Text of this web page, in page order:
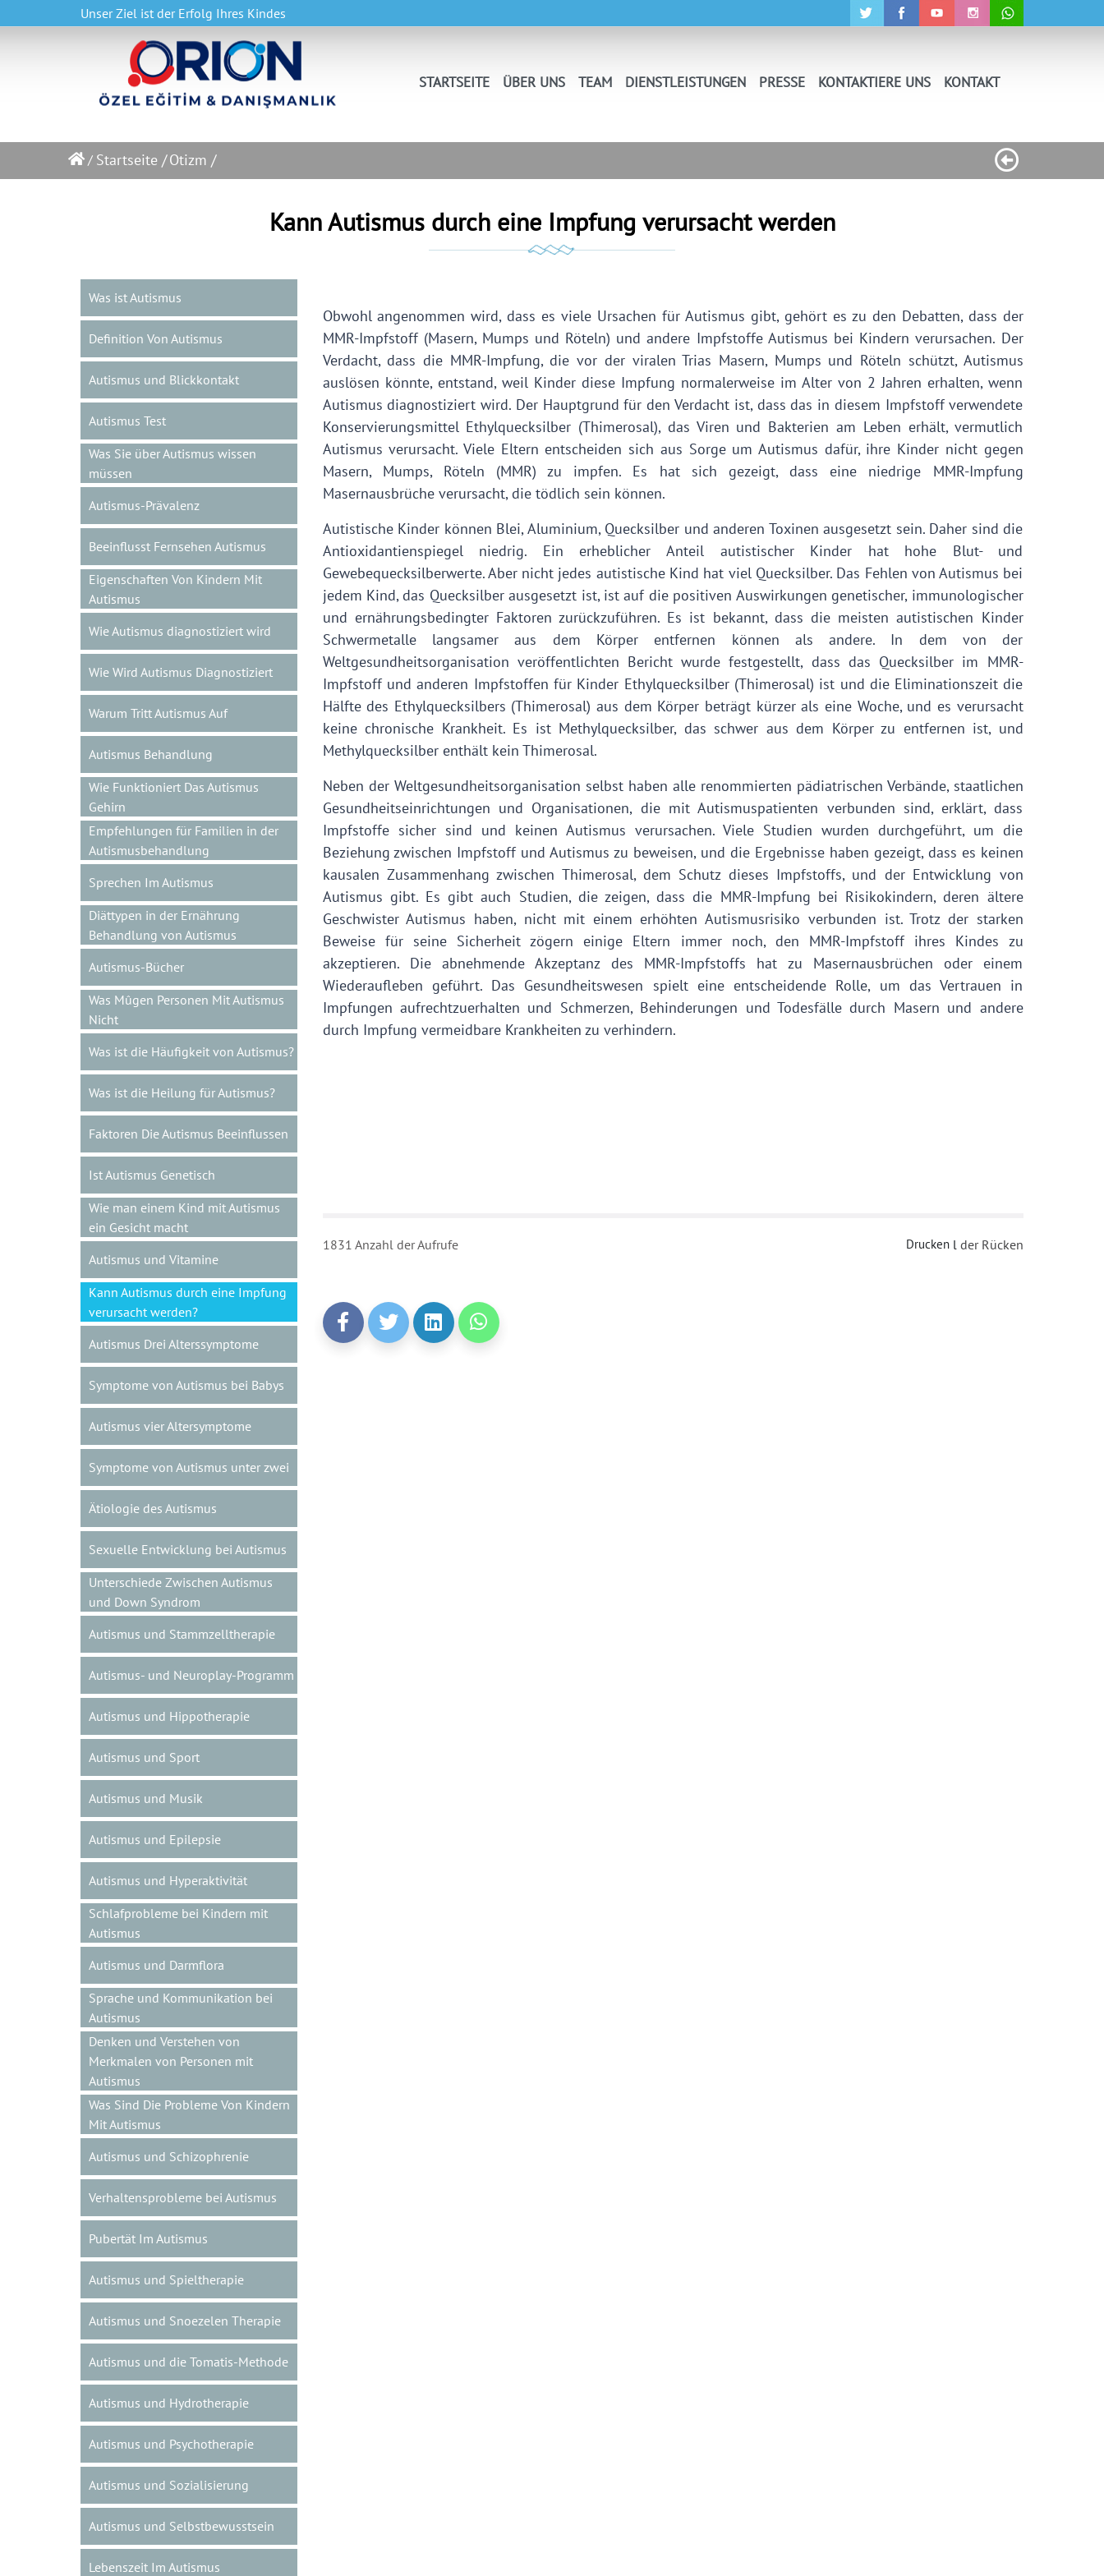
Unser Ziel ist der Erfolg Ihres Kindes
STARTSEITE ÜBER UNS TEAM DIENSTLEISTUNGEN PRESSE KONTAKTIERE UNS KONTAKT
/ Startseite /Otizm /
Kann Autismus durch eine Impfung verursacht werden
Was ist Autismus
Definition Von Autismus
Autismus und Blickkontakt
Autismus Test
Was Sie über Autismus wissen
müssen
Autismus-Prävalenz
Beeinflusst Fernsehen Autismus
Eigenschaften Von Kindern Mit
Autismus
Wie Autismus diagnostiziert wird
Wie Wird Autismus Diagnostiziert
Warum Tritt Autismus Auf
Autismus Behandlung
Wie Funktioniert Das Autismus
Gehirn
Empfehlungen für Familien in der
Autismusbehandlung
Sprechen Im Autismus
Diättypen in der Ernährung
Behandlung von Autismus
Autismus-Bücher
Was Mûgen Personen Mit Autismus
Nicht
Was ist die Häufigkeit von Autismus?
Was ist die Heilung für Autismus?
Faktoren Die Autismus Beeinflussen
Ist Autismus Genetisch
Wie man einem Kind mit Autismus
ein Gesicht macht
Autismus und Vitamine
Kann Autismus durch eine Impfung
verursacht werden?
Autismus Drei Alterssymptome
Symptome von Autismus bei Babys
Autismus vier Altersymptome
Symptome von Autismus unter zwei
Ätiologie des Autismus
Sexuelle Entwicklung bei Autismus
Unterschiede Zwischen Autismus
und Down Syndrom
Autismus und Stammzelltherapie
Autismus- und Neuroplay-Programm
Autismus und Hippotherapie
Autismus und Sport
Autismus und Musik
Autismus und Epilepsie
Autismus und Hyperaktivität
Schlafprobleme bei Kindern mit
Autismus
Autismus und Darmflora
Sprache und Kommunikation bei
Autismus
Denken und Verstehen von
Merkmalen von Personen mit
Autismus
Was Sind Die Probleme Von Kindern
Mit Autismus
Autismus und Schizophrenie
Verhaltensprobleme bei Autismus
Pubertät Im Autismus
Autismus und Spieltherapie
Autismus und Snoezelen Therapie
Autismus und die Tomatis-Methode
Autismus und Hydrotherapie
Autismus und Psychotherapie
Autismus und Sozialisierung
Autismus und Selbstbewusstsein
Lebenszeit Im Autismus
Obwohl angenommen wird, dass es viele Ursachen für Autismus gibt, gehört es zu den Debatten, dass der
MMR-Impfstoff (Masern, Mumps und Röteln) und andere Impfstoffe Autismus bei Kindern verursachen. Der
Verdacht, dass die MMR-Impfung, die vor der viralen Trias Masern, Mumps und Röteln schützt, Autismus
auslösen könnte, entstand, weil Kinder diese Impfung normalerweise im Alter von 2 Jahren erhalten, wenn
Autismus diagnostiziert wird. Der Hauptgrund für den Verdacht ist, dass das in diesem Impfstoff verwendete
Konservierungsmittel Ethylquecksilber (Thimerosal), das Viren und Bakterien am Leben erhält, vermutlich
Autismus verursacht. Viele Eltern entscheiden sich aus Sorge um Autismus dafür, ihre Kinder nicht gegen
Masern, Mumps, Röteln (MMR) zu impfen. Es hat sich gezeigt, dass eine niedrige MMR-Impfung
Masernausbrüche verursacht, die tödlich sein können.
Autistische Kinder können Blei, Aluminium, Quecksilber und anderen Toxinen ausgesetzt sein. Daher sind die
Antioxidantienspiegel niedrig. Ein erheblicher Anteil autistischer Kinder hat hohe Blut- und
Gewebequecksilberwerte. Aber nicht jedes autistische Kind hat viel Quecksilber. Das Fehlen von Autismus bei
jedem Kind, das Quecksilber ausgesetzt ist, ist auf die positiven Auswirkungen genetischer, immunologischer
und ernährungsbedingter Faktoren zurückzuführen. Es ist bekannt, dass die meisten autistischen Kinder
Schwermetalle langsamer aus dem Körper entfernen können als andere. In dem von der
Weltgesundheitsorganisation veröffentlichten Bericht wurde festgestellt, dass das Quecksilber im MMR-
Impfstoff und anderen Impfstoffen für Kinder Ethylquecksilber (Thimerosal) ist und die Eliminationszeit die
Hälfte des Ethylquecksilbers (Thimerosal) aus dem Körper beträgt kürzer als eine Woche, und es verursacht
keine chronische Krankheit. Es ist Methylquecksilber, das schwer aus dem Körper zu entfernen ist, und
Methylquecksilber enthält kein Thimerosal.
Neben der Weltgesundheitsorganisation selbst haben alle renommierten pädiatrischen Verbände, staatlichen
Gesundheitseinrichtungen und Organisationen, die mit Autismuspatienten verbunden sind, erklärt, dass
Impfstoffe sicher sind und keinen Autismus verursachen. Viele Studien wurden durchgeführt, um die
Beziehung zwischen Impfstoff und Autismus zu beweisen, und die Ergebnisse haben gezeigt, dass es keinen
kausalen Zusammenhang zwischen Thimerosal, dem Schutz dieses Impfstoffs, und der Entwicklung von
Autismus gibt. Es gibt auch Studien, die zeigen, dass die MMR-Impfung bei Risikokindern, deren ältere
Geschwister Autismus haben, nicht mit einem erhöhten Autismusrisiko verbunden ist. Trotz der starken
Beweise für seine Sicherheit zögern einige Eltern immer noch, den MMR-Impfstoff ihres Kindes zu
akzeptieren. Die abnehmende Akzeptanz des MMR-Impfstoffs hat zu Masernausbrüchen oder einem
Wiederaufleben geführt. Das Gesundheitswesen spielt eine entscheidende Rolle, um das Vertrauen in
Impfungen aufrechtzuerhalten und Schmerzen, Behinderungen und Todesfälle durch Masern und andere
durch Impfung vermeidbare Krankheiten zu verhindern.
1831 Anzahl der Aufrufe Druckenl der Rücken